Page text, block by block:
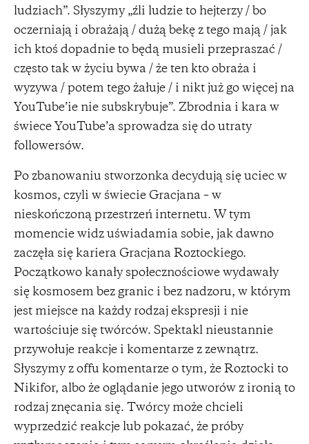
ludziach”. Słyszymy „źli ludzie to hejterzy / bo
oczerniają i obrażają / dużą bekę z tego mają / jak
ich ktoś dopadnie to będą musieli przepraszać /
często tak w życiu bywa / że ten kto obraża i
wyzywa / potem tego żałuje / i nikt już go więcej na
YouTube’ie nie subskrybuje”. Zbrodnia i kara w
świece YouTube’a sprowadza się do utraty
followersów.
Po zbanowaniu stworzonka decydują się uciec w
kosmos, czyli w świecie Gracjana – w
nieskończoną przestrzeń internetu. W tym
momencie widz uświadamia sobie, jak dawno
zaczęła się kariera Gracjana Roztockiego.
Początkowo kanały społecznościowe wydawały
się kosmosem bez granic i bez nadzoru, w którym
jest miejsce na każdy rodzaj ekspresji i nie
wartościuje się twórców. Spektakl nieustannie
przywołuje reakcje i komentarze z zewnątrz.
Słyszymy z offu komentarze o tym, że Roztocki to
Nikifor, albo że oglądanie jego utworów z ironią to
rodzaj znęcania się. Twórcy może chcieli
wyprzedzić reakcje lub pokazać, że próby